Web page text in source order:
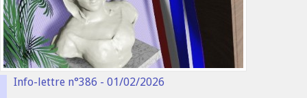
Info-lettre n°386 - 01/02/2026